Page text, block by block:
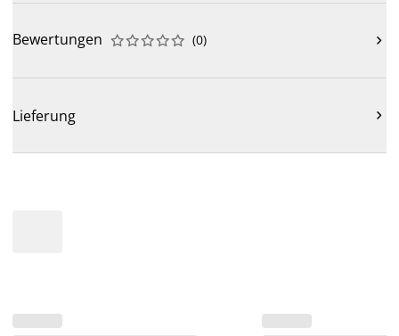
Bewertungen 




 (0) 
Lieferung 